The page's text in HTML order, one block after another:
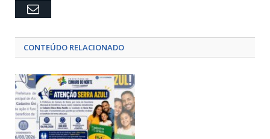
Email
CONTEÚDO RELACIONADO